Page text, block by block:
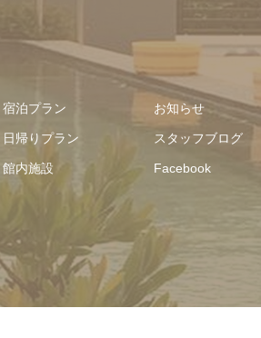
宿泊プラン
日帰りプラン
館内施設
お知らせ
スタッフブログ
Facebook